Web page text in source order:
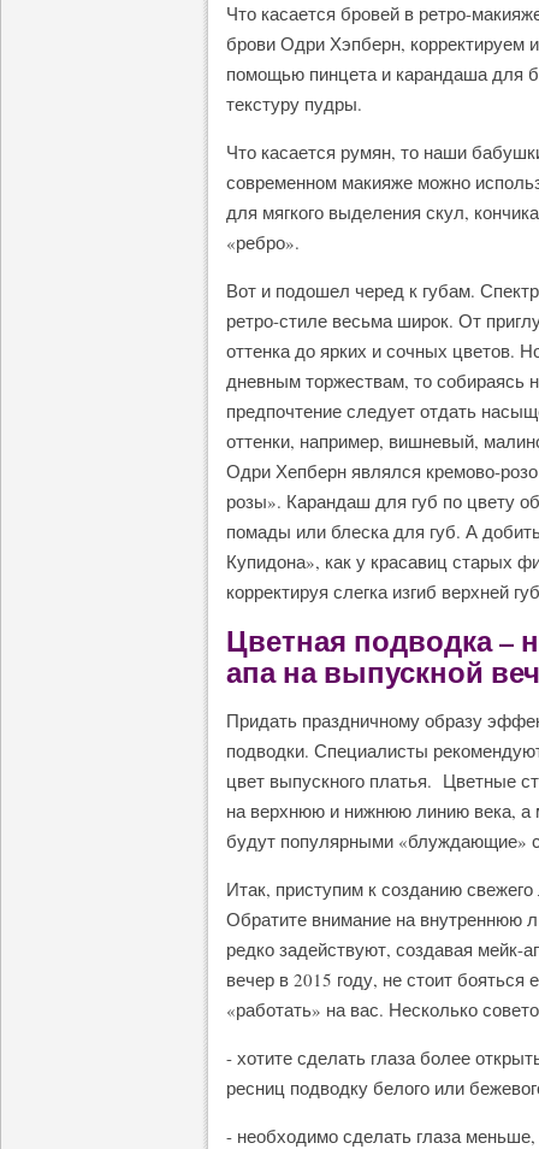
Что касается бровей в ретро-
брови Одри Хэпберн, корректируем
помощью пинцета и карандаша для
текстуру пудры.
Что касается румян, то наши
современном макияже можно
для мягкого выделения скул,
«ребро».
Вот и подошел черед к губам.
ретро-стиле весьма широк. От
оттенка до ярких и сочных цветов.
дневным торжествам, то собираясь
предпочтение следует отдать
оттенки, например, вишневый,
Одри Хепберн являлся кремово-
розы». Карандаш для губ по цвету
помады или блеска для губ. А
Купидона», как у красавиц старых
корректируя слегка изгиб верхней
Цветная подводка
апа на выпускной
Придать праздничному образу
подводки. Специалисты
цвет выпускного платья. Цветные
на верхнюю и нижнюю линию века, а
будут популярными «блуждающие»
Итак, приступим к созданию
Обратите внимание на внутреннюю
редко задействуют, создавая мейк-
вечер в 2015 году, не стоит бояться
«работать» на вас. Несколько
- хотите сделать глаза более
ресниц подводку белого или
- необходимо сделать глаза